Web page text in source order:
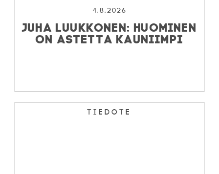
OHJELMISTO
LIPUT
AIKATAULUT
KESÄTEATTERI
4.8.2026
JUHA LUUKKONEN: HUOMINEN
ON ASTETTA KAUNIIMPI
Tiedote